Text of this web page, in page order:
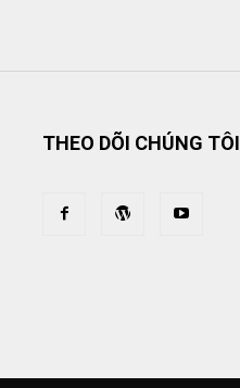
THEO DÕI CHÚNG TÔI